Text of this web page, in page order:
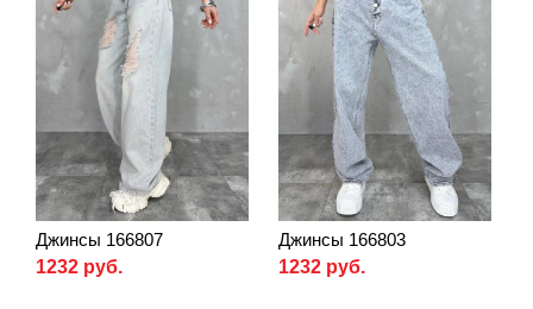
Джинсы 166807
1232 руб.
Джинсы 166803
1232 руб.